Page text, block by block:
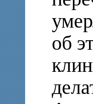
об